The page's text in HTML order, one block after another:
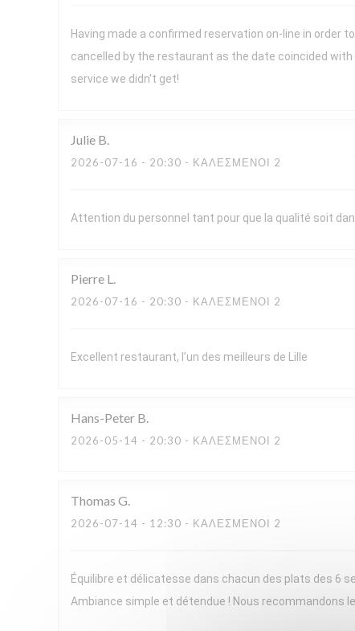
Having made a confirmed reservation on-line in order
cancelled by the restaurant as the date coincided
service we didn't get!
Julie B
2026-07-16 - 20:30 - ΚΑΛΕΣΜΈΝΟΙ 2
Attention du personnel tant pour que la qualité soit
Pierre L
2026-07-16 - 20:30 - ΚΑΛΕΣΜΈΝΟΙ 2
Excellent restaurant, l’un des meilleurs de Lille
Hans-Peter B
2026-05-14 - 20:30 - ΚΑΛΕΣΜΈΝΟΙ 2
Thomas G
2026-07-14 - 12:30 - ΚΑΛΕΣΜΈΝΟΙ 2
Équilibre et délicatesse dans chacun des plats des 6
Ambiance simple et détendue ! Nous recommandons le